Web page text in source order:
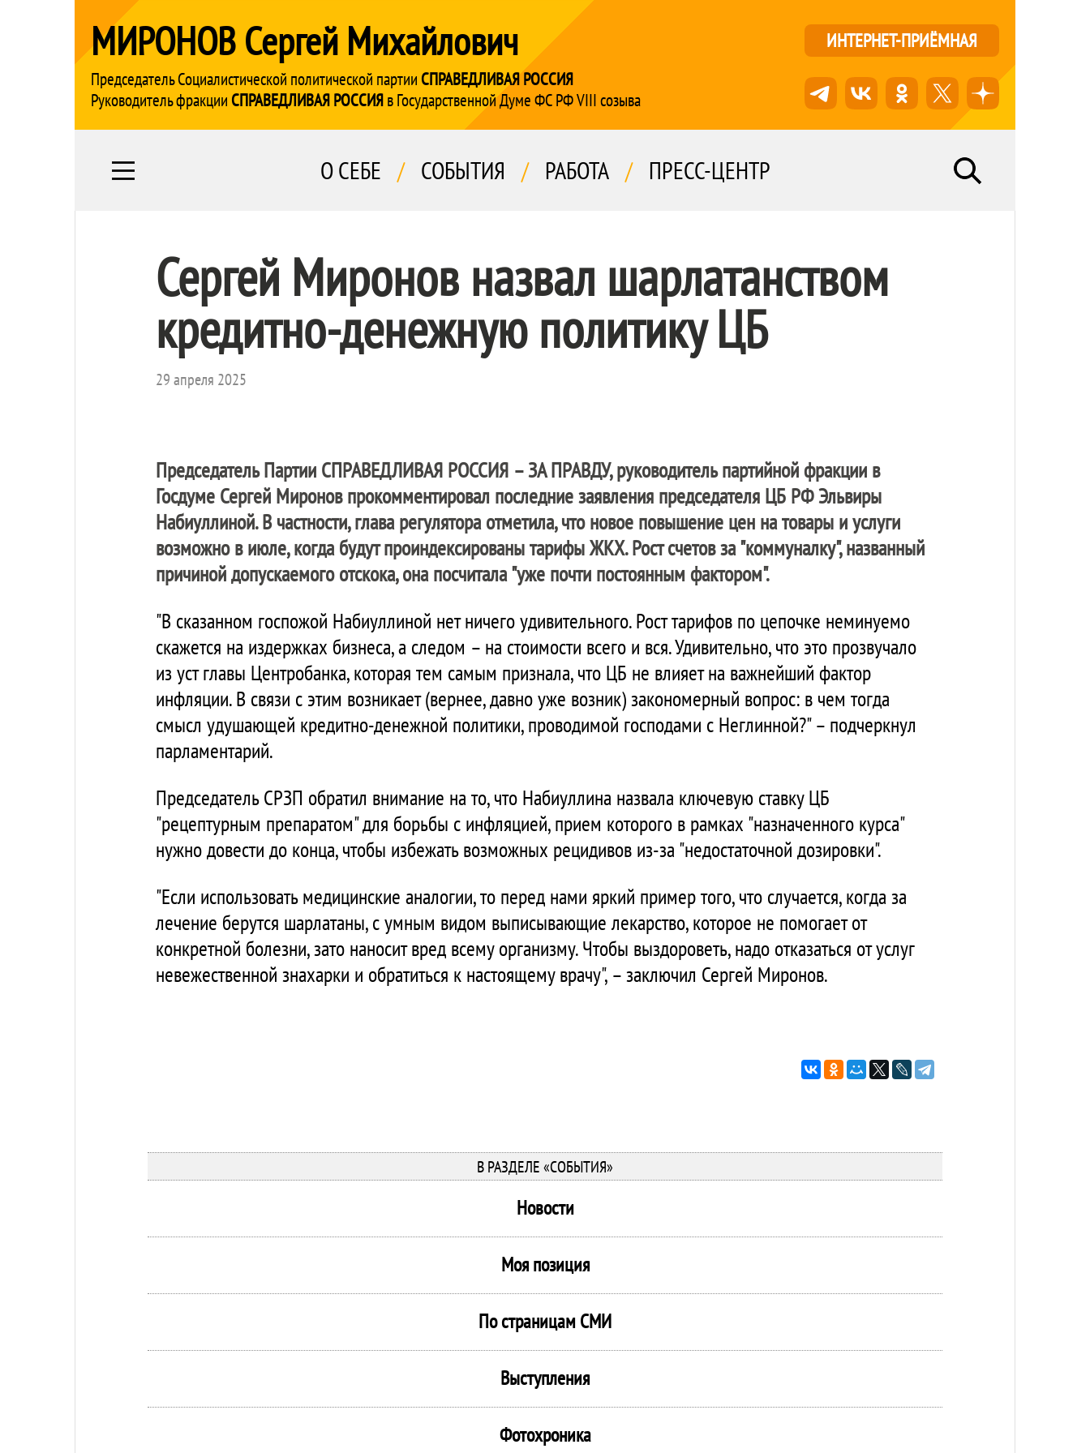
МИРОНОВ Сергей Михайлович
Председатель Социалистической политической партии СПРАВЕДЛИВАЯ РОССИЯ
Руководитель фракции СПРАВЕДЛИВАЯ РОССИЯв Государственной Думе ФС РФ VIII созыва
ИНТЕРНЕТ-ПРИЁМНАЯ
О СЕБЕ / СОБЫТИЯ / РАБОТА / ПРЕСС-ЦЕНТР
Сергей Миронов назвал шарлатанством
кредитно-денежную политику ЦБ
29 апреля 2025
Председатель Партии СПРАВЕДЛИВАЯ РОССИЯ – ЗА ПРАВДУ, руководитель партийной фракции в
Госдуме Сергей Миронов прокомментировал последние заявления председателя ЦБ РФ Эльвиры
Набиуллиной. В частности, глава регулятора отметила, что новое повышение цен на товары и услуги
возможно в июле, когда будут проиндексированы тарифы ЖКХ. Рост счетов за "коммуналку", названный
причиной допускаемого отскока, она посчитала "уже почти постоянным фактором".
"В сказанном госпожой Набиуллиной нет ничего удивительного. Рост тарифов по цепочке неминуемо
скажется на издержках бизнеса, а следом – на стоимости всего и вся. Удивительно, что это прозвучало
из уст главы Центробанка, которая тем самым признала, что ЦБ не влияет на важнейший фактор
инфляции. В связи с этим возникает (вернее, давно уже возник) закономерный вопрос: в чем тогда
смысл удушающей кредитно-денежной политики, проводимой господами с Неглинной?" – подчеркнул
парламентарий.
Председатель СРЗП обратил внимание на то, что Набиуллина назвала ключевую ставку ЦБ
"рецептурным препаратом" для борьбы с инфляцией, прием которого в рамках "назначенного курса"
нужно довести до конца, чтобы избежать возможных рецидивов из-за "недостаточной дозировки".
"Если использовать медицинские аналогии, то перед нами яркий пример того, что случается, когда за
лечение берутся шарлатаны, с умным видом выписывающие лекарство, которое не помогает от
конкретной болезни, зато наносит вред всему организму. Чтобы выздороветь, надо отказаться от услуг
невежественной знахарки и обратиться к настоящему врачу", – заключил Сергей Миронов.
В РАЗДЕЛЕ «СОБЫТИЯ»
Новости
Моя позиция
По страницам СМИ
Выступления
Фотохроника